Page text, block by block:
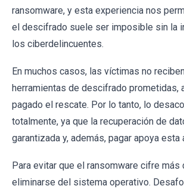
ransomware, y esta experiencia nos
el descifrado suele ser imposible sin la
los ciberdelincuentes.
En muchos casos, las víctimas no
herramientas de descifrado prometidas,
pagado el rescate. Por lo tanto, lo
totalmente, ya que la recuperación de
garantizada y, además, pagar apoya esta
Para evitar que el ransomware cifre más
eliminarse del sistema operativo.